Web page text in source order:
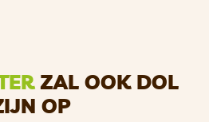
ZAL OOK DOL
OP